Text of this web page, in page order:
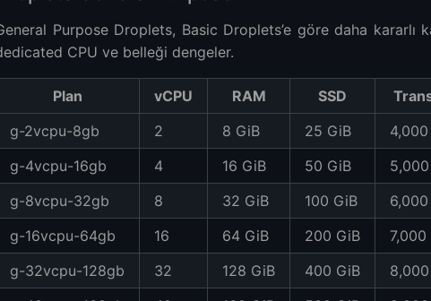
Purpose Droplets, Basic Droplets’e göre daha kararlı
CPU ve belleği dengeler.
Plan vCPU RAM SSD
g-2vcpu-8gb
2 8 GiB 25 GiB
g-4vcpu-16gb
4 16 GiB 50 GiB
g-8vcpu-32gb
8 32 GiB 100 GiB
g-16vcpu-64gb
16 64 GiB 200 GiB 7,000
g-32vcpu-128gb
32 128 GiB 400 GiB